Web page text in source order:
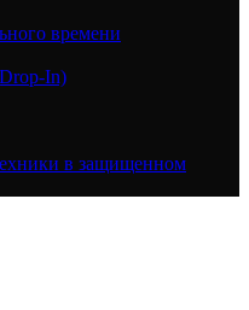
времени
In)
в защищенном